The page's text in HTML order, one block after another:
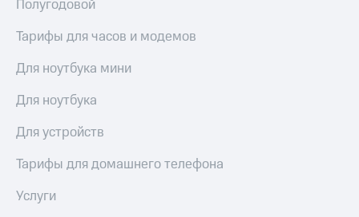
Полугодовой
Тарифы для часов и модемов
Для ноутбука мини
Для ноутбука
Для устройств
Тарифы для домашнего телефона
Услуги